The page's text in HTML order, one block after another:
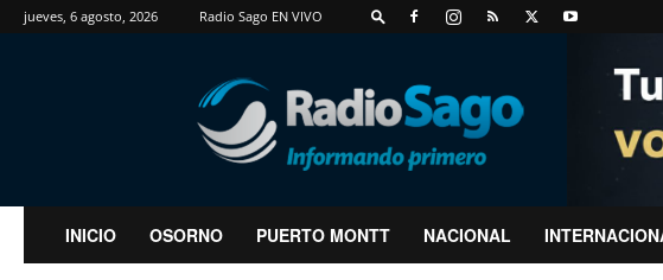
jueves, 6 agosto, 2026 Radio Sago EN VIVO
RadioSago
INICIO OSORNO PUERTO MONTT NACIONAL